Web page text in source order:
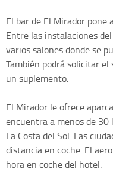
El bar de El Mirador pone
Entre las instalaciones
varios salones donde se
También podrá solicitar el
un suplemento.
El Mirador le ofrece
encuentra a menos de
La Costa del Sol. Las
distancia en coche. El
hora en coche del hotel.